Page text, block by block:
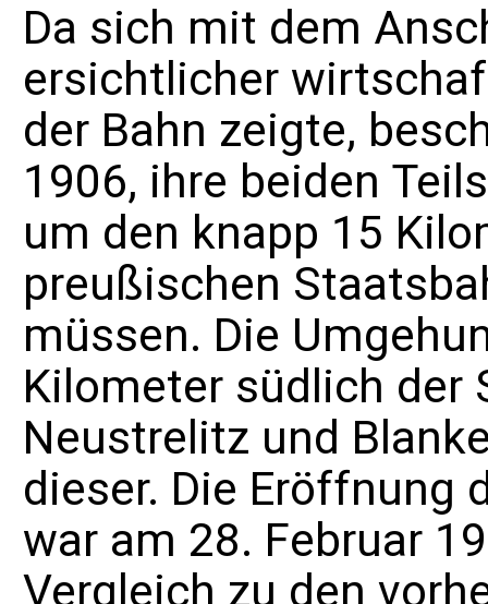
Da sich mit dem
ersichtlicher
der Bahn zeigte,
1906, ihre beiden
um den knapp 15
preußischen
müssen. Die
Kilometer südlich der
Neustrelitz und
dieser. Die Eröffnung
war am 28. Februar
Vergleich zu den